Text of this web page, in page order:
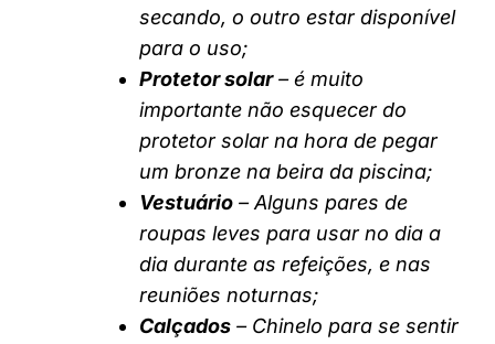
secando, o outro estar disponível
para o uso;
Protetor solar– é muito
importante não esquecer do
protetor solar na hora de pegar
um bronze na beira da piscina;
Vestuário – Alguns pares de
roupas leves para usar no dia a
dia durante as refeições, e nas
reuniões noturnas;
Calçados – Chinelo para se sentir